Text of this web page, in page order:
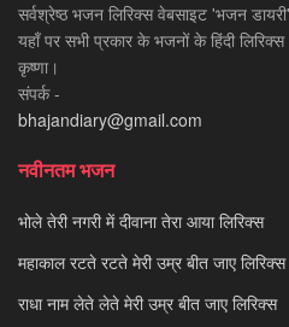
सर्वश्रेष्ठ भजन लिरिक्स वेबसाइट 'भजन
यहाँ पर सभी प्रकार के भजनों के हिंदी
कृष्णा।
संपर्क -
bhajandiary@gmail.com
नवीनतम भजन
भोले तेरी नगरी में दीवाना तेरा आया लिरिक्स
महाकाल रटते रटते मेरी उम्र बीत जाए लिरिक्स
राधा नाम लेते लेते मेरी उम्र बीत जाए लिरिक्स